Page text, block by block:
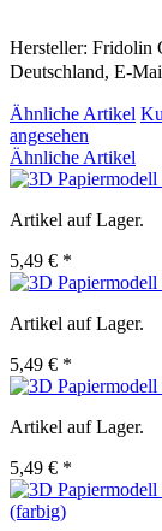
Hersteller: Fridolin
Deutschland, E-
Ähnliche Artikel
angesehen
Ähnliche Artikel
Artikel auf Lager.
5,49 € *
Artikel auf Lager.
5,49 € *
Artikel auf Lager.
5,49 € *
(farbig)